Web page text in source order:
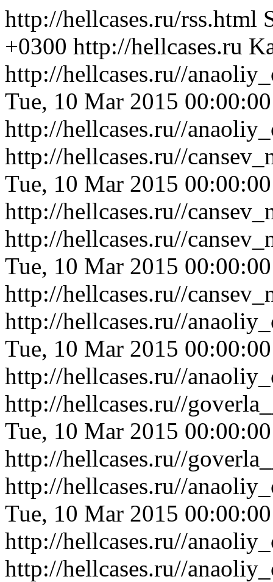
http://hellcases.ru/rss.html
+0300 http://hellcases.ru
http://hellcases.ru//
Tue, 10 Mar 2015
http://hellcases.ru//
http://hellcases.ru//
Tue, 10 Mar 2015
http://hellcases.ru//
http://hellcases.ru//
Tue, 10 Mar 2015
http://hellcases.ru//
http://hellcases.ru//
Tue, 10 Mar 2015
http://hellcases.ru//
http://hellcases.ru//
Tue, 10 Mar 2015
http://hellcases.ru//
http://hellcases.ru//
Tue, 10 Mar 2015
http://hellcases.ru//
http://hellcases.ru//